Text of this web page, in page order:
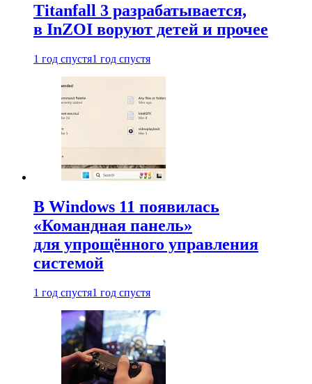
Titanfall 3 разрабатывается,
в InZOI воруют детей и прочее
1 год спустя1 год спустя
В Windows 11 появилась
«Командная панель»
для упрощённого управления
системой
1 год спустя1 год спустя